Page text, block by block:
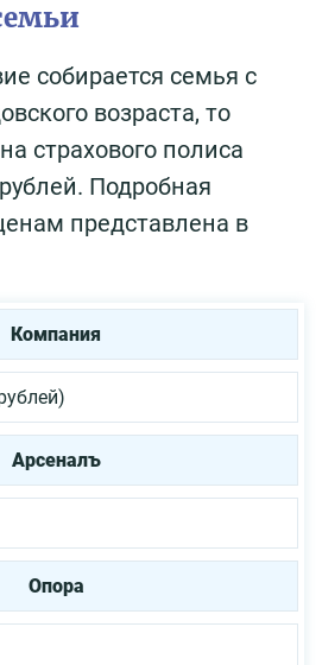
собирается семья с
возраста, то
страхового полиса
Подробная
представлена в
Компания
Арсеналъ
Опора